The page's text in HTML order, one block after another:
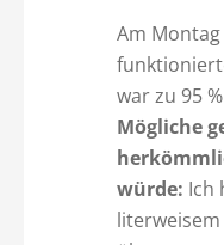
Am
war zu 95
Mögliche
würde: Ich
literweisem